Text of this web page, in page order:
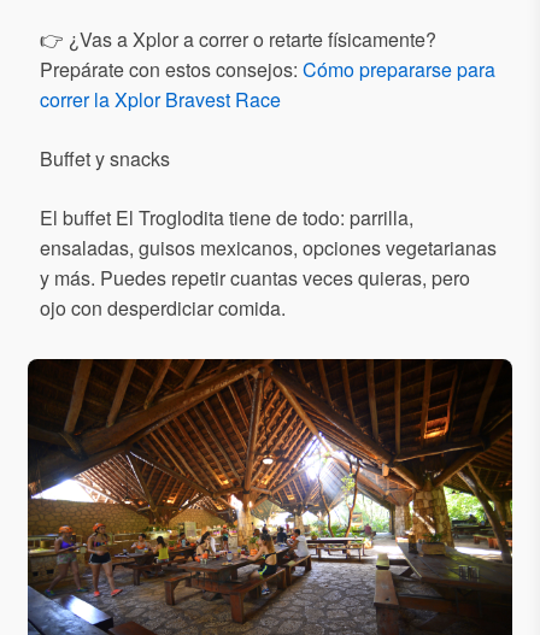
👉 ¿Vas a Xplor a correr o retarte físicamente?
Prepárate con estos consejos: Cómo prepararse para
correr la Xplor Bravest Race
Buffet y snacks
El buffet El Troglodita tiene de todo: parrilla,
ensaladas, guisos mexicanos, opciones vegetarianas
y más. Puedes repetir cuantas veces quieras, pero
ojo con desperdiciar comida.